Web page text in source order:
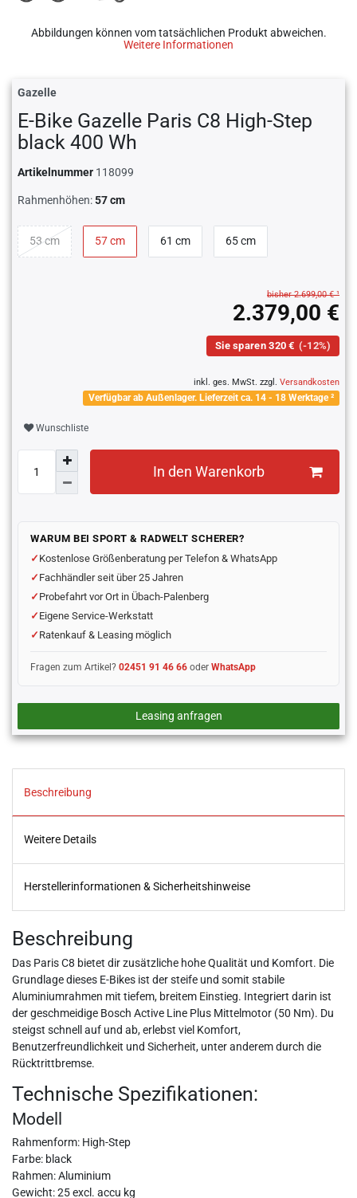
Abbildungen können vom tatsächlichen Produkt abweichen.
Weitere Informationen
Gazelle
E-Bike Gazelle Paris C8 High-Step
black 400 Wh
Artikelnummer 118099
Rahmenhöhen:57 cm
53 cm 57 cm 61 cm 65 cm
bisher 2.699,00 € ¹
2.379,00 €
Sie sparen 320 € (-12%)
inkl. ges. MwSt. zzgl. Versandkosten
Verfügbar ab Außenlager. Lieferzeit ca. 14 - 18 Werktage ²
Wunschliste
In den Warenkorb
WARUM BEI SPORT & RADWELT SCHERER?
Kostenlose Größenberatung per Telefon & WhatsApp
Fachhändler seit über 25 Jahren
Probefahrt vor Ort in Übach-Palenberg
Eigene Service-Werkstatt
Ratenkauf & Leasing möglich
Fragen zum Artikel?02451 91 46 66 oderWhatsApp
Leasing anfragen
Beschreibung
Weitere Details
Herstellerinformationen & Sicherheitshinweise
Beschreibung
Das Paris C8 bietet dir zusätzliche hohe Qualität und Komfort. Die
Grundlage dieses E-Bikes ist der steife und somit stabile
Aluminiumrahmen mit tiefem, breitem Einstieg. Integriert darin ist
der geschmeidige Bosch Active Line Plus Mittelmotor (50 Nm). Du
steigst schnell auf und ab, erlebst viel Komfort,
Benutzerfreundlichkeit und Sicherheit, unter anderem durch die
Rücktrittbremse.
Technische Spezifikationen:
Modell
Rahmenform: High-Step
Farbe: black
Rahmen: Aluminium
Gewicht: 25 excl. accu kg